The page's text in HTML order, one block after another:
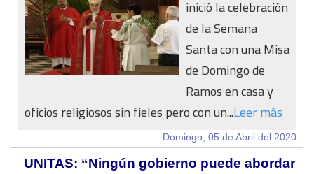
inició la celebración
de la Semana
Santa con una Misa
de Domingo de
Ramos en casa y
oficios religiosos sin fieles pero con un...Leer más
Domingo, 05 de Abril del 2020
UNITAS: “Ningún gobierno puede abordar